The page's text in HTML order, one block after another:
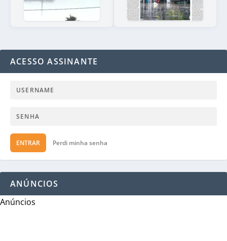
ACESSO ASSINANTE
ENTRAR Perdi minha senha
ANÚNCIOS
Anúncios